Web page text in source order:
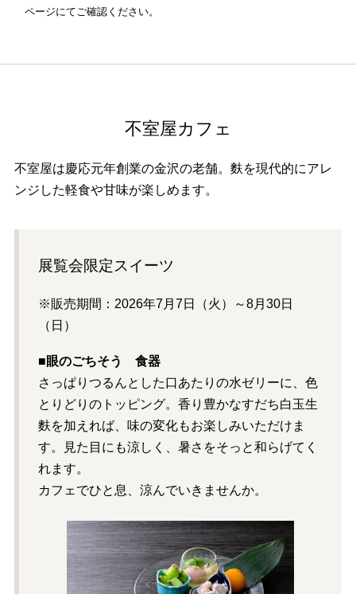
ページにてご確認ください。
不室屋カフェ
不室屋は慶応元年創業の金沢の老舗。麩を現代的にアレ
ンジした軽食や甘味が楽しめます。
展覧会限定スイーツ
※販売期間：2026年7月7日（火）～8月30日
（日）
■眼のごちそう 食器
さっぱりつるんとした口あたりの水ゼリーに、色
とりどりのトッピング。香り豊かなすだち白玉生
麩を加えれば、味の変化もお楽しみいただけま
す。見た目にも涼しく、暑さをそっと和らげてく
れます。
カフェでひと息、涼んでいきませんか。